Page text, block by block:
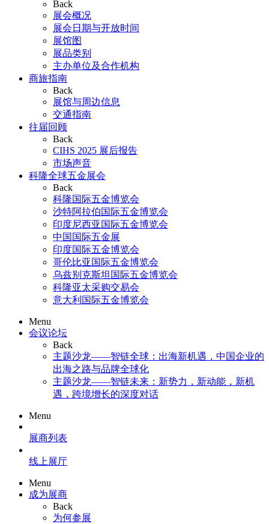
Back
展会概况
展会日期与开放时间
展馆图
展品类别
主办单位及合作机构
商旅指南
Back
展馆与周边信息
交通指南
往届回顾
Back
CIHS 2025 展后报告
市场声音
科隆全球五金展会
Back
科隆国际五金博览会
沙特阿拉伯国际五金博览会
印度尼西亚国际五金博览会
中国国际五金展
印度国际五金博览会
哥伦比亚国际五金博览会
乌兹别克斯坦国际五金博览会
科隆亚太采购交易会
意大利国际五金博览会
Menu
会议论坛
Back
主题沙龙——智链全球：出海新机遇，中国企业的
出海之路与品牌全球化
主题沙龙——智链未来：新势力，新动能，新机
遇，跨境增长的深度对话
Menu
展商列表
线上展厅
Menu
成为展商
Back
为何参展